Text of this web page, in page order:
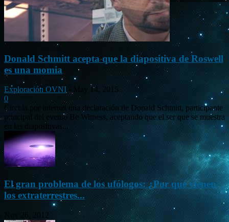
Donald Schmitt acepta que la diapositiva de Roswell
es una momia
Exploración OVNI
May 14, 2015
0
Circula por internet una declaración de Donald Schmitt, participante
principal del evento Be Witness, aceptando que el ser que se muestra
en las diapositivas...
El gran problema de los ufólogos: ¿Por qué vienen
los extraterrestres...
Nov 26, 2012